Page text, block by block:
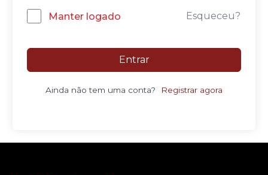
Manter logado Esqueceu?
Entrar
Ainda não tem uma conta? Registrar agora